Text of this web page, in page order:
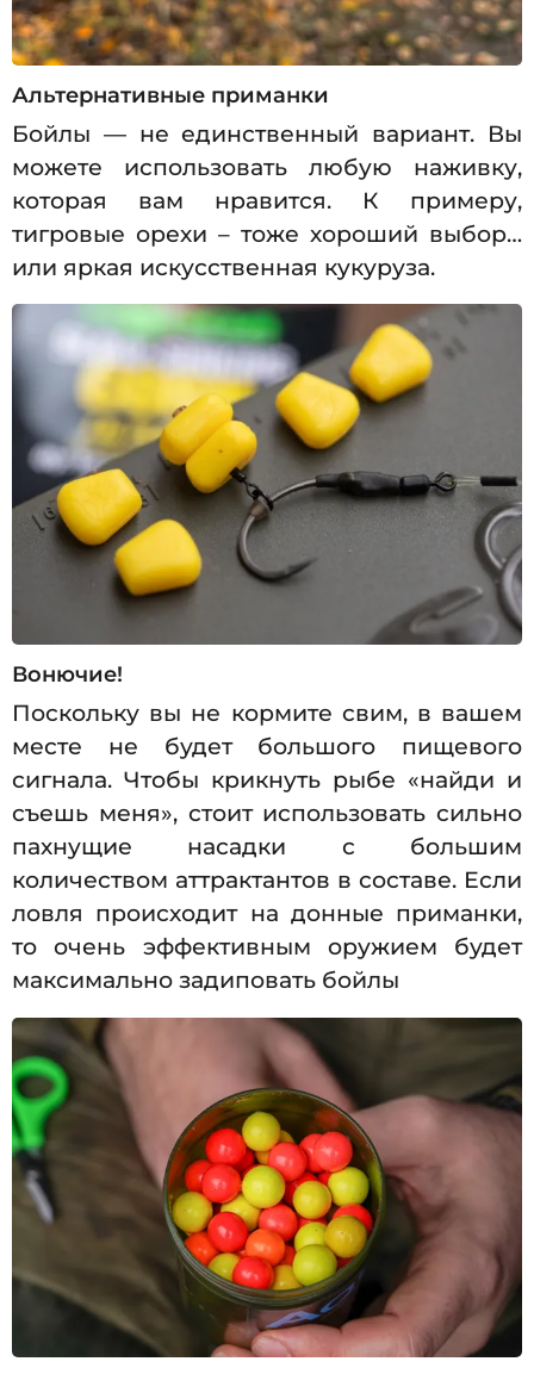
Альтернативные приманки
Бойлы — не единственный вариант. Вы
можете использовать любую наживку,
которая вам нравится. К примеру,
тигровые орехи – тоже хороший выбор…
или яркая искусственная кукуруза.
Вонючие!
Поскольку вы не кормите свим, в вашем
месте не будет большого пищевого
сигнала. Чтобы крикнуть рыбе «найди и
съешь меня», стоит использовать сильно
пахнущие насадки с большим
количеством аттрактантов в составе. Если
ловля происходит на донные приманки,
то очень эффективным оружием будет
максимально задиповать бойлы